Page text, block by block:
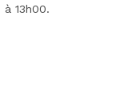
13h00.